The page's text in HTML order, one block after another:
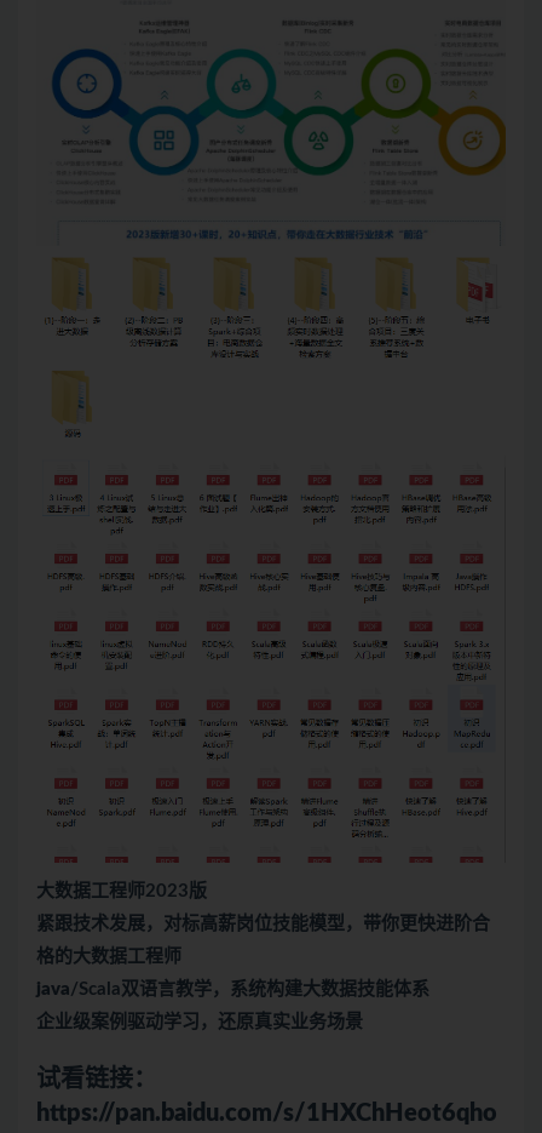
大数据工程师2023版
紧跟技术发展，对标高薪岗位技能模型，带你更快进阶合
格的大数据工程师
java/Scala双语言教学，系统构建大数据技能体系
企业级案例驱动学习，还原真实业务场景
试看链接：
https://pan.baidu.com/s/1HXChHeot6qho